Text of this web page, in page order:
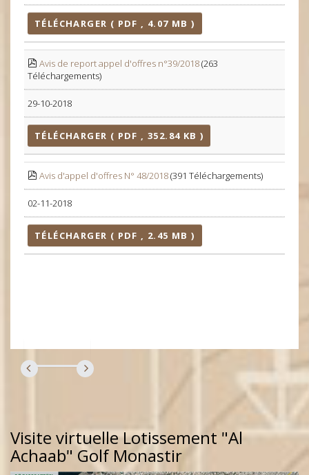
TÉLÉCHARGER ( PDF , 4.07 MB )
Avis de report appel d'offres n°39/2018(263
Téléchargements)
29-10-2018
TÉLÉCHARGER ( PDF , 352.84 KB )
Avis d'appel d'offres N° 48/2018(391 Téléchargements)
02-11-2018
TÉLÉCHARGER ( PDF , 2.45 MB )
Visite virtuelle Lotissement "Al
Achaab" Golf Monastir